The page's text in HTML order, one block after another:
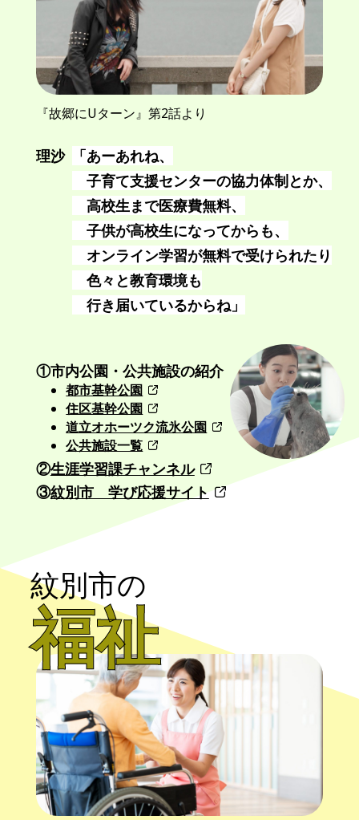
『故郷にUターン』第2話より
理沙
「あーあれね、
子育て支援センターの協力体制とか、
高校生まで医療費無料、
子供が高校生になってからも、
オンライン学習が無料で受けられたり
色々と教育環境も
行き届いているからね」
①市内公園・公共施設の紹介
都市基幹公園
住区基幹公園
道立オホーツク流氷公園
公共施設一覧
②生涯学習課チャンネル
③紋別市 学び応援サイト
紋別市の
福祉